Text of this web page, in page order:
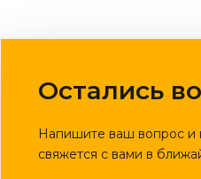
Остались
Напишите ваш вопрос и
свяжется с вами в